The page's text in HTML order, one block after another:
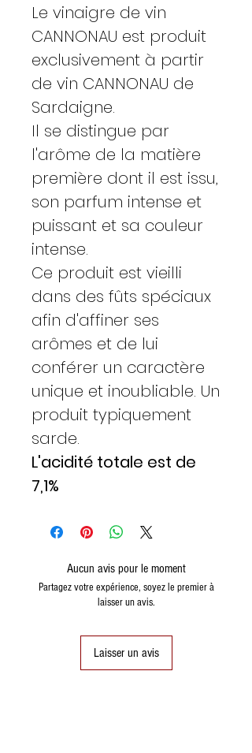
Le vinaigre de vin
CANNONAU est produit
exclusivement à partir
de vin CANNONAU de
Sardaigne.
Il se distingue par
l'arôme de la matière
première dont il est issu,
son parfum intense et
puissant et sa couleur
intense.
Ce produit est vieilli
dans des fûts spéciaux
afin d'affiner ses
arômes et de lui
conférer un caractère
unique et inoubliable. Un
produit typiquement
sarde.
L'acidité totale est de
7,1%
Aucun avis pour le moment
Partagez votre expérience, soyez le premier à
laisser un avis.
Laisser un avis